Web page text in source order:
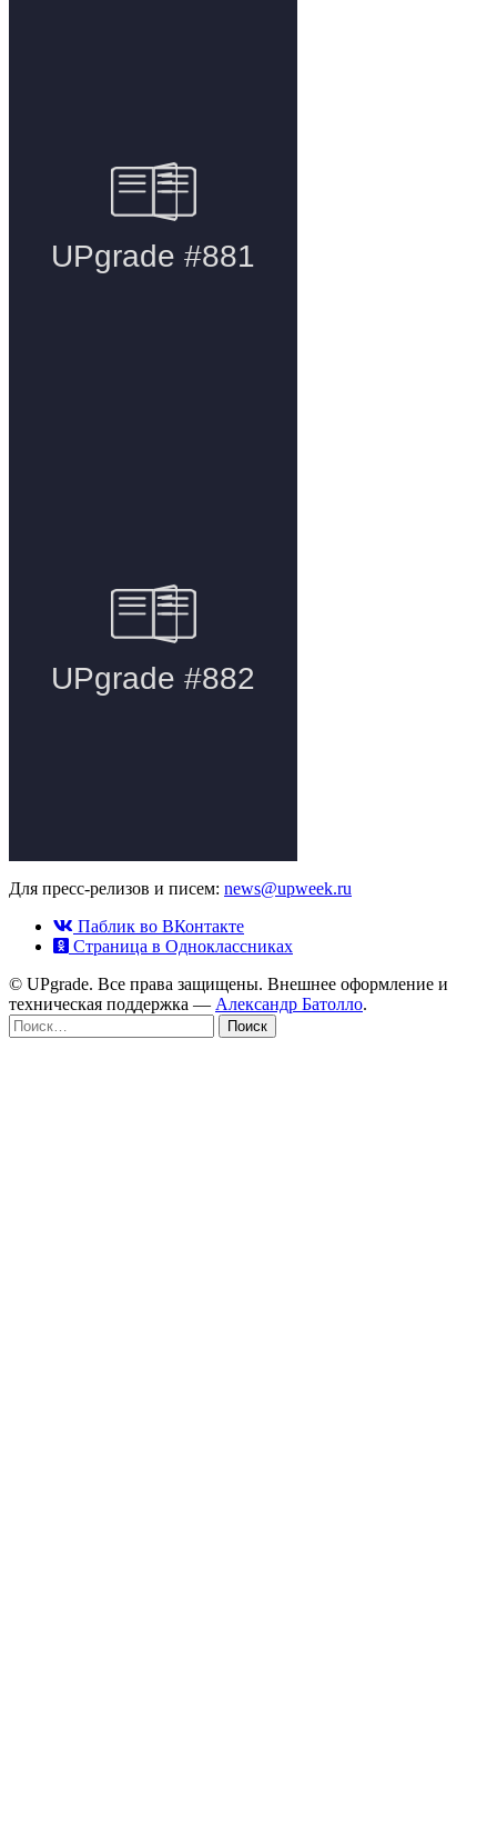
Для пресс-релизов и писем: news@upweek.ru
Паблик во ВКонтакте
Страница в Одноклассниках
© UPgrade. Все права защищены. Внешнее оформление и
техническая поддержка — Александр Батолло.
Найти: